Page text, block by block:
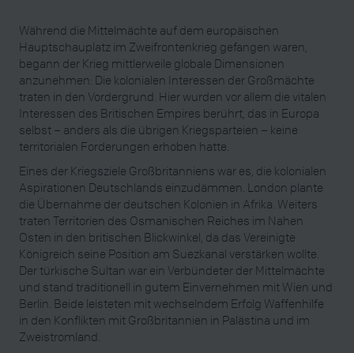
Während die Mittelmächte auf dem europäischen
Hauptschauplatz im Zweifrontenkrieg gefangen waren,
begann der Krieg mittlerweile globale Dimensionen
anzunehmen: Die kolonialen Interessen der Großmächte
traten in den Vordergrund. Hier wurden vor allem die vitalen
Interessen des Britischen Empires berührt, das in Europa
selbst – anders als die übrigen Kriegsparteien – keine
territorialen Forderungen erhoben hatte.
Eines der Kriegsziele Großbritanniens war es, die kolonialen
Aspirationen Deutschlands einzudämmen. London plante
die Übernahme der deutschen Kolonien in Afrika. Weiters
traten Territorien des Osmanischen Reiches im Nahen
Osten in den britischen Blickwinkel, da das Vereinigte
Königreich seine Position am Suezkanal verstärken wollte.
Der türkische Sultan war ein Verbündeter der Mittelmächte
und stand traditionell in gutem Einvernehmen mit Wien und
Berlin. Beide leisteten mit wechselndem Erfolg Waffenhilfe
in den Konflikten mit Großbritannien in Palästina und im
Zweistromland.